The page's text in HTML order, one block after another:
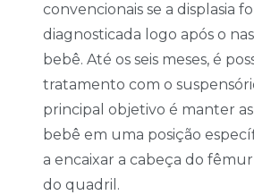
convencionais se a displasia
diagnosticada logo após o
bebê. Até os seis meses, é
tratamento com o
principal objetivo é manter
bebê em uma posição
a encaixar a cabeça do
do quadril.